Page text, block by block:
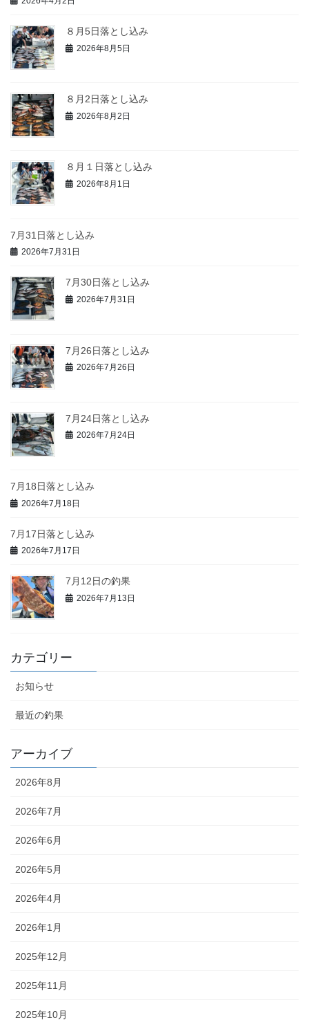
８月5日落とし込み
2026年8月5日
８月2日落とし込み
2026年8月2日
８月１日落とし込み
2026年8月1日
7月31日落とし込み
2026年7月31日
7月30日落とし込み
2026年7月31日
7月26日落とし込み
2026年7月26日
7月24日落とし込み
2026年7月24日
7月18日落とし込み
2026年7月18日
7月17日落とし込み
2026年7月17日
7月12日の釣果
2026年7月13日
カテゴリー
お知らせ
最近の釣果
アーカイブ
2026年8月
2026年7月
2026年6月
2026年5月
2026年4月
2026年1月
2025年12月
2025年11月
2025年10月